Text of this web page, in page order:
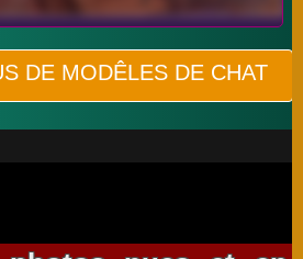
DE MODÊLES DE CHAT